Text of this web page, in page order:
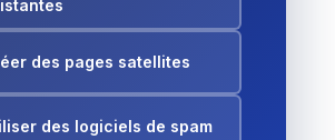
des pages satellites
des logiciels de spam